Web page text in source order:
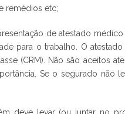
remédios etc;
de atestado
para o trabalho. O
(CRM). Não são aceitos
Se o segurado não